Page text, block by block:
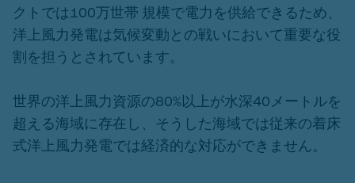
クトでは100万世帯 規模で電力を供給できるため、
洋上風力発電は気候変動との戦いにおいて重要な役
割を担うとされています。
世界の洋上風力資源の80%以上が水深40メートルを
超える海域に存在し、そうした海域では従来の着床
式洋上風力発電では経済的な対応ができません。